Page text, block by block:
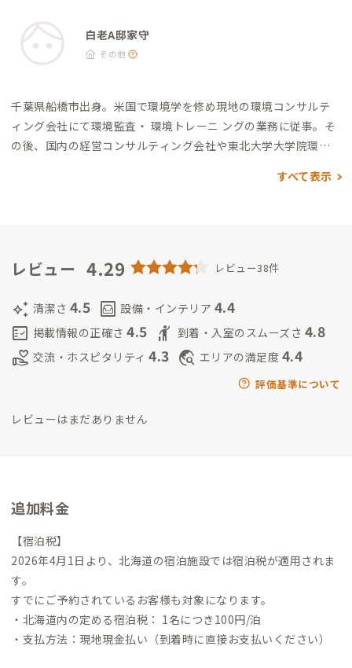
白老A邸家守
その他
千葉県船橋市出身。米国で環境学を修め現地の環境コンサルテ
ィング会社にて環境監査・ 環境トレーニ ングの業務に従事。そ
の後、国内の経営コンサルティング会社や東北大学大学院環境
業のCSR経営を支援する。2013年に長年馬術を通じて関わって
り、廃業した旅館をリノベーションして2019年にhaku hostel
ースコミュニティ」を立ち上げ町内の空き牧場を活かして馬と
人の共存共栄の場所つくりを推進している。
すべて表示
レビュー 4.29 レビュー38件
auto_awesome 清潔さ 4.5 living 設備・インテリア 4.4
fact_check 掲載情報の正確さ 4.5 hail 到着・入室のスムーズさ 4.8
volunteer_activism 交流・ホスピタリティ 4.3 travel_explore エリアの満足度 4.4
評価基準について
レビューはまだありません
追加料金
【宿泊税】
2026年4月1日より、北海道の宿泊施設では宿泊税が適用されま
す。
すでにご予約されているお客様も対象になります。
・北海道内の定める宿泊税： 1名につき100円/泊
・支払方法：現地現金払い（到着時に直接お支払いください）